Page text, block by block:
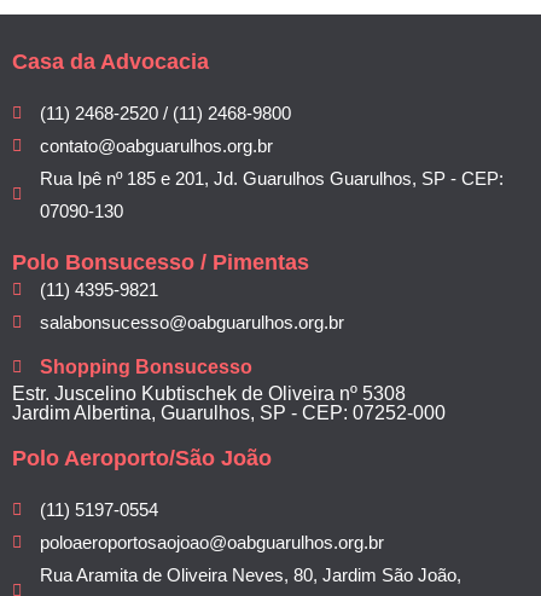
Casa da Advocacia
(11) 2468-2520 / (11) 2468-9800
contato@oabguarulhos.org.br
Rua Ipê nº 185 e 201, Jd. Guarulhos Guarulhos, SP - CEP:
07090-130
Polo Bonsucesso / Pimentas
(11) 4395-9821
salabonsucesso@oabguarulhos.org.br
Shopping Bonsucesso
Estr. Juscelino Kubtischek de Oliveira nº 5308
Jardim Albertina, Guarulhos, SP - CEP: 07252-000
Polo Aeroporto/São João
(11) 5197-0554
poloaeroportosaojoao@oabguarulhos.org.br
Rua Aramita de Oliveira Neves, 80, Jardim São João,